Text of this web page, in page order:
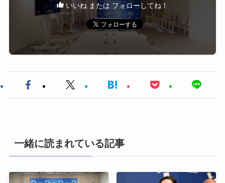
いいね または フォローしてね！
一緒に読まれている記事